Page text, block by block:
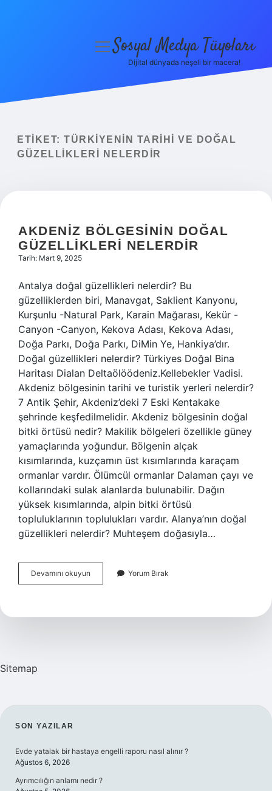
Yasal Uyarı
menüyüSosyal Medya Tüyoları
Dijital dünyada neşeli bir macera!
ETIKET: TÜRKIYENIN TARIHI VE DOĞAL
GÜZELLIKLERI NELERDIR
AKDENIZ BÖLGESININ DOĞAL
GÜZELLIKLERI NELERDIR
Tarih: Mart 9, 2025
Antalya doğal güzellikleri nelerdir? Bu
güzelliklerden biri, Manavgat, Saklient Kanyonu,
Kurşunlu -Natural Park, Karain Mağarası, Kekür -
Canyon -Canyon, Kekova Adası, Kekova Adası,
Doğa Parkı, Doğa Parkı, DiMin Ye, Hankiya’dır.
Doğal güzellikleri nelerdir? Türkiyes Doğal Bina
Haritası Dialan Deltaölöödeniz.Kellebekler Vadisi.
Akdeniz bölgesinin tarihi ve turistik yerleri nelerdir?
7 Antik Şehir, Akdeniz’deki 7 Eski Kentakake
şehrinde keşfedilmelidir. Akdeniz bölgesinin doğal
bitki örtüsü nedir? Makilik bölgeleri özellikle güney
yamaçlarında yoğundur. Bölgenin alçak
kısımlarında, kuzçamın üst kısımlarında karaçam
ormanlar vardır. Ölümcül ormanlar Dalaman çayı ve
kollarındaki sulak alanlarda bulunabilir. Dağın
yüksek kısımlarında, alpin bitki örtüsü
topluluklarının toplulukları vardır. Alanya’nın doğal
güzellikleri nelerdir? Muhteşem doğasıyla…
Devamını okuyun Akdeniz
Bölgesinin
Nelerdir
Yorum Bırak
Sitemap
SIDEBAR
SON YAZILAR
Evde yatalak bir hastaya engelli raporu nasıl alınır ?
Ağustos 6, 2026
Ayrımcılığın anlamı nedir ?